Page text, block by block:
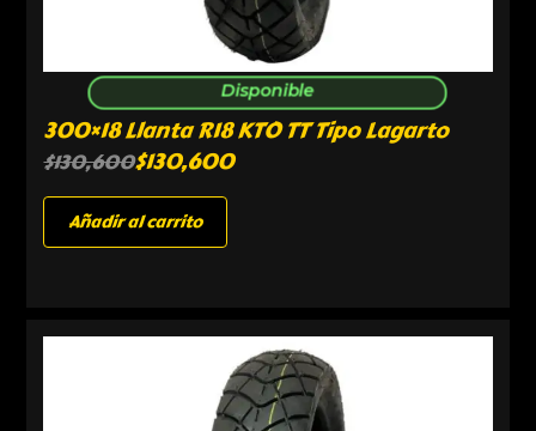
Disponible
300×18 Llanta R18 KTO TT Tipo Lagarto
$130,600$130,600
Añadir al carrito